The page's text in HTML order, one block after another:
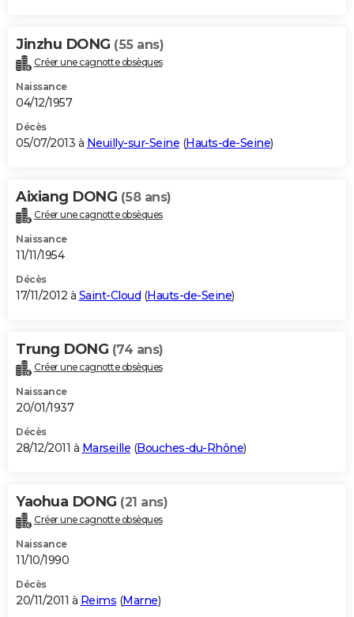
Jinzhu DONG (55 ans)
Créer une cagnotte obsèques
Naissance
04/12/1957
Décès
05/07/2013 à Neuilly-sur-Seine (Hauts-de-Seine)
Aixiang DONG (58 ans)
Créer une cagnotte obsèques
Naissance
11/11/1954
Décès
17/11/2012 à Saint-Cloud (Hauts-de-Seine)
Trung DONG (74 ans)
Créer une cagnotte obsèques
Naissance
20/01/1937
Décès
28/12/2011 à Marseille (Bouches-du-Rhône)
Yaohua DONG (21 ans)
Créer une cagnotte obsèques
Naissance
11/10/1990
Décès
20/11/2011 à Reims (Marne)